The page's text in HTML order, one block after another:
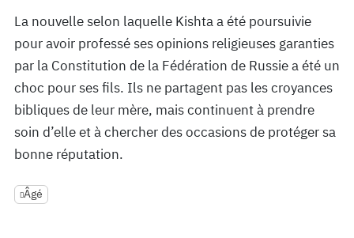
La nouvelle selon laquelle Kishta a été poursuivie
pour avoir professé ses opinions religieuses garanties
par la Constitution de la Fédération de Russie a été un
choc pour ses fils. Ils ne partagent pas les croyances
bibliques de leur mère, mais continuent à prendre
soin d’elle et à chercher des occasions de protéger sa
bonne réputation.
Âgé